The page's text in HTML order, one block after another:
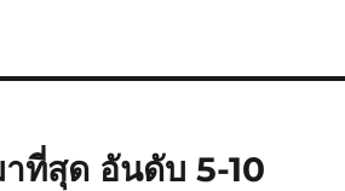
ที่สุด อันดับ 5-10